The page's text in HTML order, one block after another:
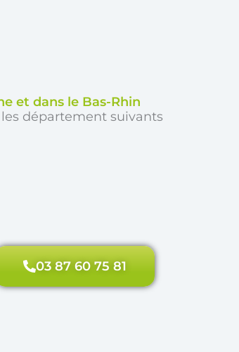
et dans le Bas-Rhin
département suivants
03 87 60 75 81